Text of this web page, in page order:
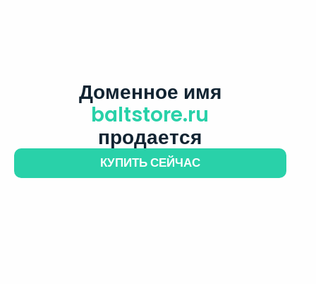
Доменное имя
baltstore.ru
продается
КУПИТЬ СЕЙЧАС